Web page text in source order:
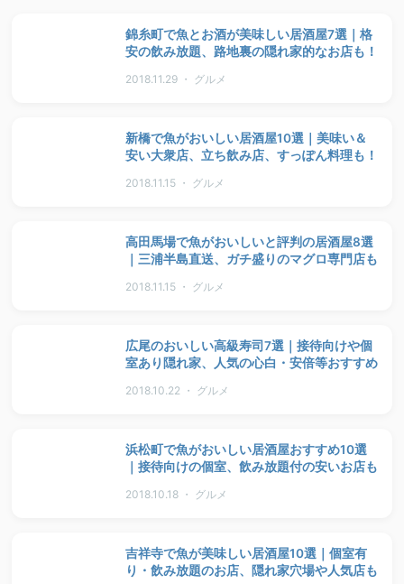
錦糸町で魚とお酒が美味しい居酒屋7選｜格
安の飲み放題、路地裏の隠れ家的なお店も！
2018.11.29 ・ グルメ
新橋で魚がおいしい居酒屋10選｜美味い＆
安い大衆店、立ち飲み店、すっぽん料理も！
2018.11.15 ・ グルメ
高田馬場で魚がおいしいと評判の居酒屋8選
｜三浦半島直送、ガチ盛りのマグロ専門店も
2018.11.15 ・ グルメ
広尾のおいしい高級寿司7選｜接待向けや個
室あり隠れ家、人気の心白・安倍等おすすめ
2018.10.22 ・ グルメ
浜松町で魚がおいしい居酒屋おすすめ10選
｜接待向けの個室、飲み放題付の安いお店も
2018.10.18 ・ グルメ
吉祥寺で魚が美味しい居酒屋10選｜個室有
り・飲み放題のお店、隠れ家穴場や人気店も